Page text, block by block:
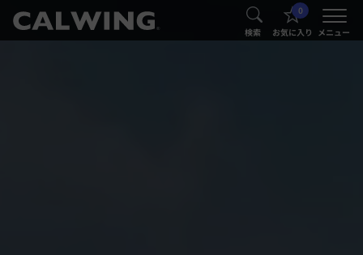
® 検索
0
お気に入り メニュー
®